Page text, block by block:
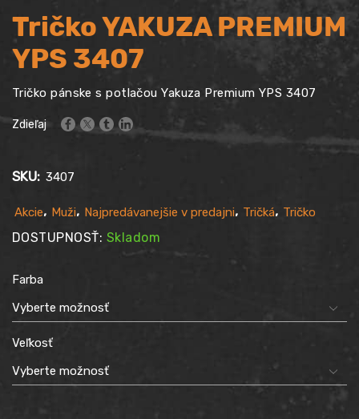
Tričko YAKUZA PREMIUM
YPS 3407
Tričko pánske s potlačou Yakuza Premium YPS 3407
Zdieľaj
SKU: 3407
Akcie, Muži, Najpredávanejšie v predajni, Tričká, Tričko
DOSTUPNOSŤ: Skladom
Farba
Veľkosť